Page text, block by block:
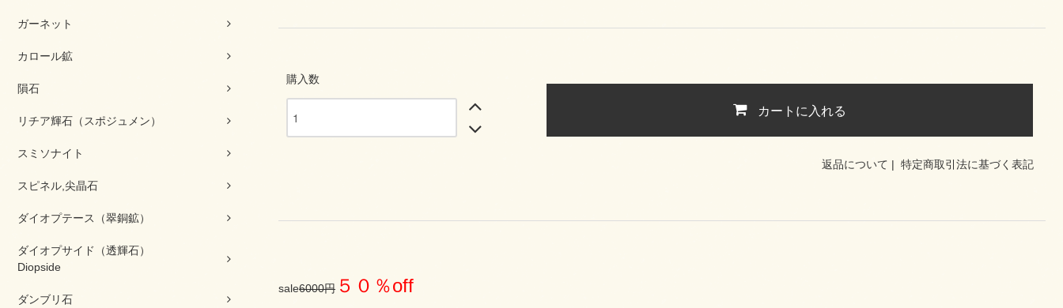
ガーネット
カロール鉱
隕石
リチア輝石（スポジュメン）
スミソナイト
スピネル,尖晶石
ダイオプテース（翠銅鉱）
ダイオプサイド（透輝石）
Diopside
ダンブリ石
購入数
カートに入れる
返品について | 特定商取引法に基づく表記
sale6000円 ５０％off